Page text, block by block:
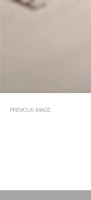
PREVIOUS IMAGE